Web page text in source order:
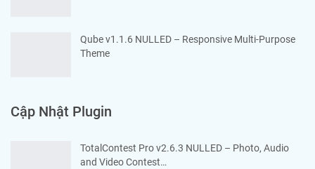
Qube v1.1.6 NULLED – Responsive Multi-Purpose
Theme
Cập Nhật Plugin
TotalContest Pro v2.6.3 NULLED – Photo, Audio
and Video Contest…